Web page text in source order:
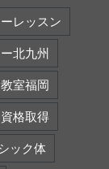
レッスン
北九州
室福岡
格取得
ック体